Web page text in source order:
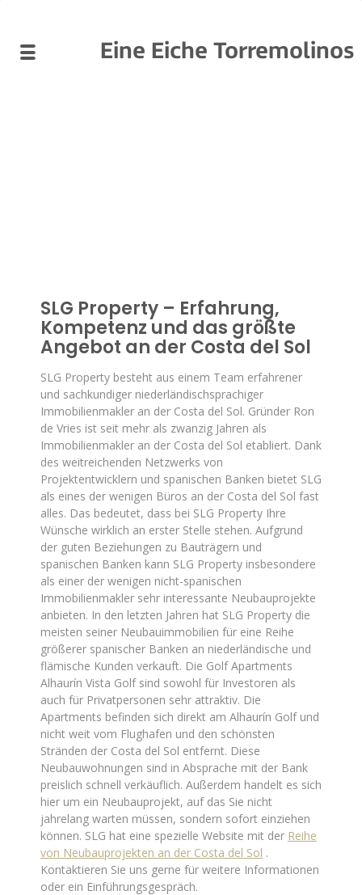
Eine Eiche Torremolinos
SLG Property – Erfahrung,
Kompetenz und das größte
Angebot an der Costa del Sol
SLG Property besteht aus einem Team erfahrener
und sachkundiger niederländischsprachiger
Immobilienmakler an der Costa del Sol. Gründer Ron
de Vries ist seit mehr als zwanzig Jahren als
Immobilienmakler an der Costa del Sol etabliert. Dank
des weitreichenden Netzwerks von
Projektentwicklern und spanischen Banken bietet SLG
als eines der wenigen Büros an der Costa del Sol fast
alles. Das bedeutet, dass bei SLG Property Ihre
Wünsche wirklich an erster Stelle stehen. Aufgrund
der guten Beziehungen zu Bauträgern und
spanischen Banken kann SLG Property insbesondere
als einer der wenigen nicht-spanischen
Immobilienmakler sehr interessante Neubauprojekte
anbieten. In den letzten Jahren hat SLG Property die
meisten seiner Neubauimmobilien für eine Reihe
größerer spanischer Banken an niederländische und
flämische Kunden verkauft. Die Golf Apartments
Alhaurín Vista Golf sind sowohl für Investoren als
auch für Privatpersonen sehr attraktiv. Die
Apartments befinden sich direkt am Alhaurín Golf und
nicht weit vom Flughafen und den schönsten
Stränden der Costa del Sol entfernt. Diese
Neubauwohnungen sind in Absprache mit der Bank
preislich schnell verkäuflich. Außerdem handelt es sich
hier um ein Neubauprojekt, auf das Sie nicht
jahrelang warten müssen, sondern sofort einziehen
können. SLG hat eine spezielle Website mit der Reihe
von Neubauprojekten an der Costa del Sol .
Kontaktieren Sie uns gerne für weitere Informationen
oder ein Einführungsgespräch.